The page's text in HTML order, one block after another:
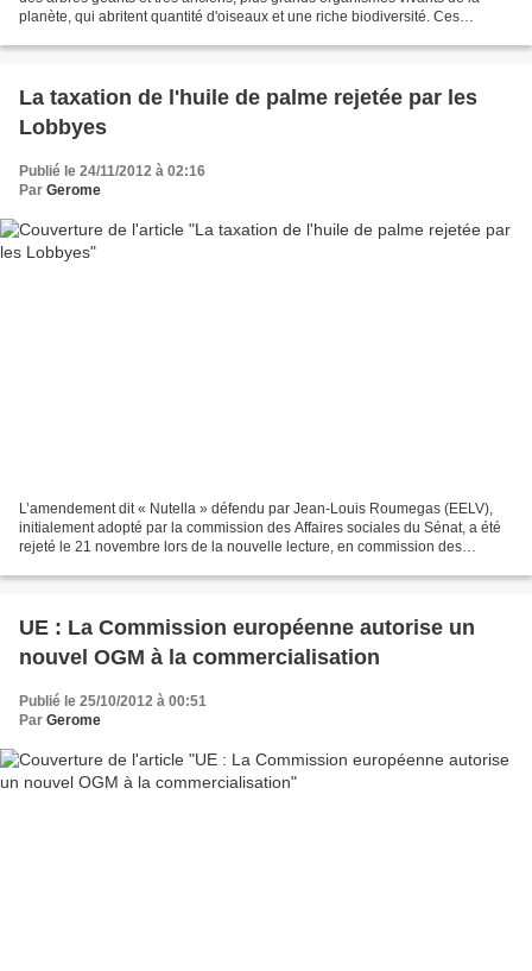
planète, qui abritent quantité d'oiseaux et une riche biodiversité. Ces
La taxation de l'huile de palme rejetée par les
Lobbyes
Publié le 24/11/2012 à 02:16
Par Gerome
L’amendement dit « Nutella » défendu par Jean-Louis Roumegas (EELV),
initialement adopté par la commission des Affaires sociales du Sénat, a été
rejeté le 21 novembre lors de la nouvelle lecture, en commission des
UE : La Commission européenne autorise un
nouvel OGM à la commercialisation
Publié le 25/10/2012 à 00:51
Par Gerome